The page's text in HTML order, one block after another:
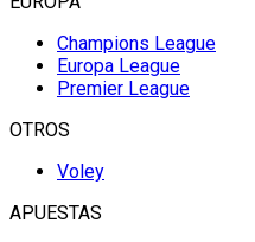
Champions League
Europa League
Premier League
OTROS
Voley
APUESTAS